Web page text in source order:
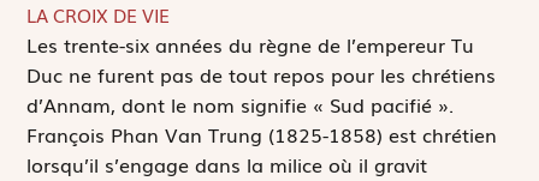
LA CROIX DE VIE
Les trente-six années du règne de l’empereur Tu
Duc ne furent pas de tout repos pour les chrétiens
d’Annam, dont le nom signifie « Sud pacifié ».
François Phan Van Trung (1825-1858) est chrétien
lorsqu’il s’engage dans la milice où il gravit